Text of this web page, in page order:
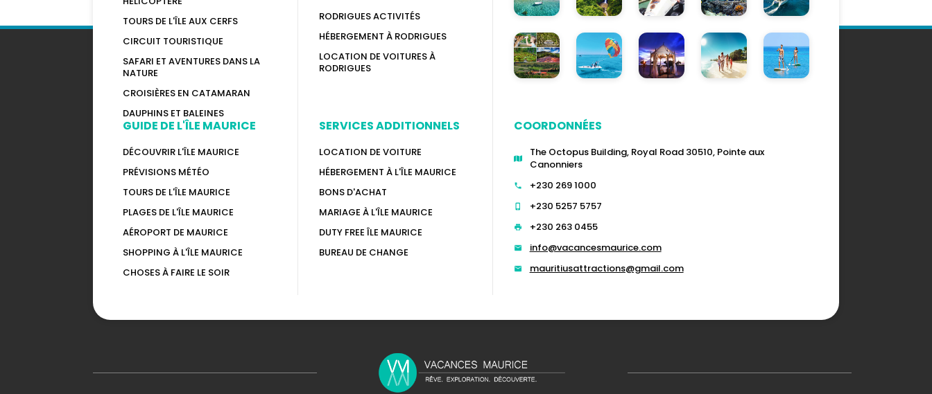
TOURS DE L'ÎLE AUX CERFS
CIRCUIT TOURISTIQUE
SAFARI ET AVENTURES DANS LA
NATURE
CROISIÈRES EN CATAMARAN
DAUPHINS ET BALEINES
GUIDE DE L'ÎLE MAURICE
DÉCOUVRIR L'ÎLE MAURICE
PRÉVISIONS MÉTÉO
TOURS DE L'ÎLE MAURICE
PLAGES DE L'ÎLE MAURICE
AÉROPORT DE MAURICE
SHOPPING À L'ÎLE MAURICE
CHOSES À FAIRE LE SOIR
RODRIGUES ACTIVITÉS
HÉBERGEMENT À RODRIGUES
LOCATION DE VOITURES À
RODRIGUES
SERVICES ADDITIONNELS
LOCATION DE VOITURE
HÉBERGEMENT À L'ÎLE MAURICE
BONS D'ACHAT
MARIAGE À L'ÎLE MAURICE
DUTY FREE ÎLE MAURICE
BUREAU DE CHANGE
COORDONNÉES
The Octopus Building, Royal Road 30510, Pointe aux
Canonniers
+230 269 1000
+230 5257 5757
+230 263 0455
info@vacancesmaurice.com
mauritiusattractions@gmail.com